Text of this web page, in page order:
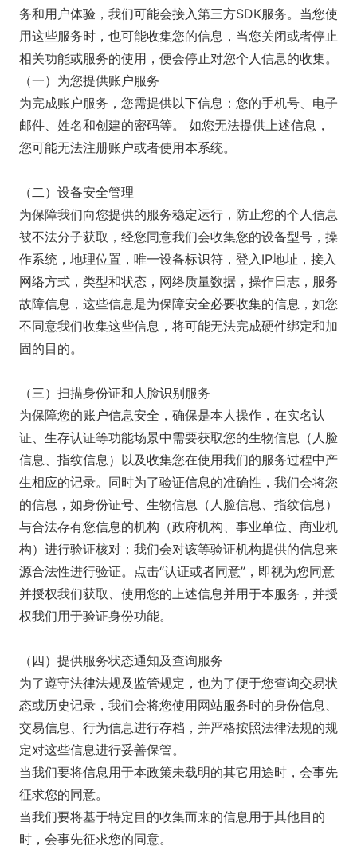
务和用户体验，我们可能会接入第三方SDK服务。当您使
用这些服务时，也可能收集您的信息，当您关闭或者停止
相关功能或服务的使用，便会停止对您个人信息的收集。
（一）为您提供账户服务
为完成账户服务，您需提供以下信息：您的手机号、电子
邮件、姓名和创建的密码等。 如您无法提供上述信息，
您可能无法注册账户或者使用本系统。
（二）设备安全管理
为保障我们向您提供的服务稳定运行，防止您的个人信息
被不法分子获取，经您同意我们会收集您的设备型号，操
作系统，地理位置，唯一设备标识符，登入IP地址，接入
网络方式，类型和状态，网络质量数据，操作日志，服务
故障信息，这些信息是为保障安全必要收集的信息，如您
不同意我们收集这些信息，将可能无法完成硬件绑定和加
固的目的。
（三）扫描身份证和人脸识别服务
为保障您的账户信息安全，确保是本人操作，在实名认
证、生存认证等功能场景中需要获取您的生物信息（人脸
信息、指纹信息）以及收集您在使用我们的服务过程中产
生相应的记录。同时为了验证信息的准确性，我们会将您
的信息，如身份证号、生物信息（人脸信息、指纹信息）
与合法存有您信息的机构（政府机构、事业单位、商业机
构）进行验证核对；我们会对该等验证机构提供的信息来
源合法性进行验证。点击“认证或者同意”，即视为您同意
并授权我们获取、使用您的上述信息并用于本服务，并授
权我们用于验证身份功能。
（四）提供服务状态通知及查询服务
为了遵守法律法规及监管规定，也为了便于您查询交易状
态或历史记录，我们会将您使用网站服务时的身份信息、
交易信息、行为信息进行存档，并严格按照法律法规的规
定对这些信息进行妥善保管。
当我们要将信息用于本政策未载明的其它用途时，会事先
征求您的同意。
当我们要将基于特定目的收集而来的信息用于其他目的
时，会事先征求您的同意。